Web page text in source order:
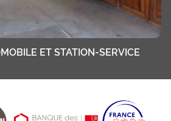
ET STATION-SERVICE